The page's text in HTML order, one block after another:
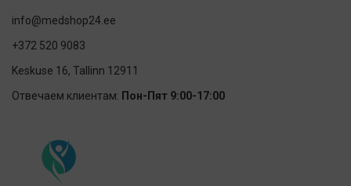
info@medshop24.ee
+372 520 9083
Keskuse 16, Tallinn 12911
Отвечаем клиентам: Пон-Пят 9:00-17:00